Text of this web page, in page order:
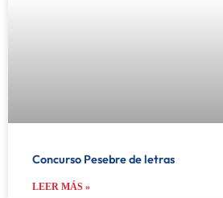
Concurso Pesebre de letras
LEER MÁS »